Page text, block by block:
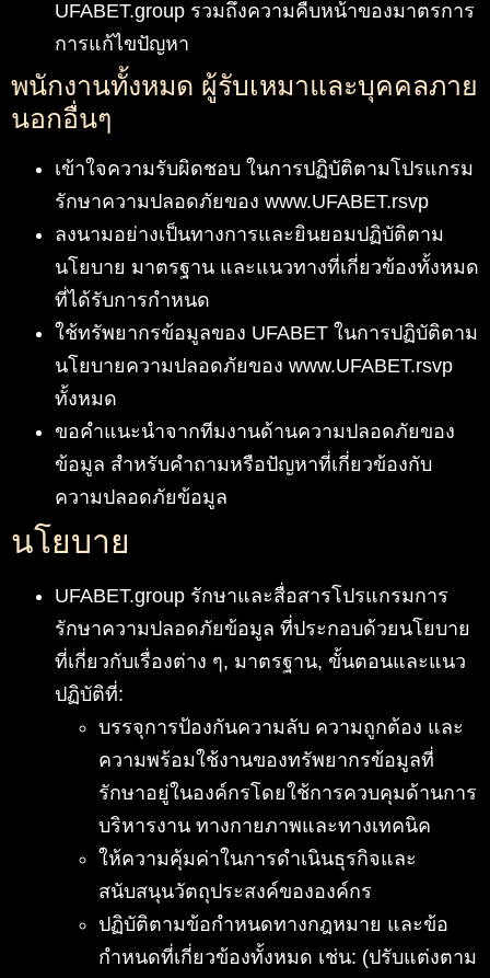
UFABET.group รวมถึงความคืบหน้าของมาตรการ
การแก้ไขปัญหา
พนักงานทั้งหมด ผู้รับเหมาและบุคคลภาย
นอกอื่นๆ
เข้าใจความรับผิดชอบ ในการปฏิบัติตามโปรแกรม
รักษาความปลอดภัยของ www.UFABET.rsvp
ลงนามอย่างเป็นทางการและยินยอมปฏิบัติตาม
นโยบาย มาตรฐาน และแนวทางที่เกี่ยวข้องทั้งหมด
ที่ได้รับการกำหนด
ใช้ทรัพยากรข้อมูลของ UFABET ในการปฏิบัติตาม
นโยบายความปลอดภัยของ www.UFABET.rsvp
ทั้งหมด
ขอคำแนะนำจากทีมงานด้านความปลอดภัยของ
ข้อมูล สำหรับคำถามหรือปัญหาที่เกี่ยวข้องกับ
ความปลอดภัยข้อมูล
นโยบาย
UFABET.group รักษาและสื่อสารโปรแกรมการ
รักษาความปลอดภัยข้อมูล ที่ประกอบด้วยนโยบาย
ที่เกี่ยวกับเรื่องต่าง ๆ, มาตรฐาน, ขั้นตอนและแนว
ปฏิบัติที่:
บรรจุการป้องกันความลับ ความถูกต้อง และ
ความพร้อมใช้งานของทรัพยากรข้อมูลที่
รักษาอยู่ในองค์กรโดยใช้การควบคุมด้านการ
บริหารงาน ทางกายภาพและทางเทคนิค
ให้ความคุ้มค่าในการดำเนินธุรกิจและ
สนับสนุนวัตถุประสงค์ขององค์กร
ปฏิบัติตามข้อกำหนดทางกฎหมาย และข้อ
กำหนดที่เกี่ยวข้องทั้งหมด เช่น: (ปรับแต่งตาม